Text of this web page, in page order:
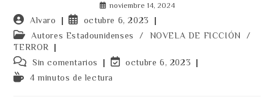
noviembre 14, 2024
Autor
de
la
Alvaro
Publicación
de
octubre 6, 2023
Categoría
de
la
entrada:
Autores Estadounidenses / NOVELA DE FICCIÓN
/
TERROR
Comentarios
de
la
Sin comentarios
Últimaoctubre 6, 2023
Tiempo4 minutos de lectura